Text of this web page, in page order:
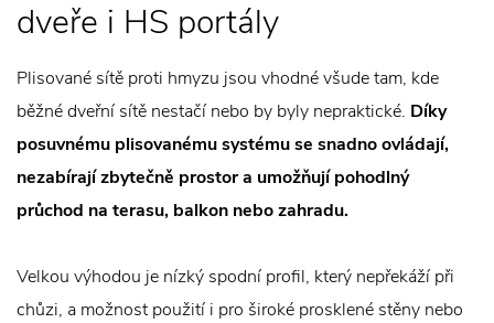
dveře i HS portály
Plisované sítě proti hmyzu jsou vhodné všude tam, kde
běžné dveřní sítě nestačí nebo by byly nepraktické. Díky
posuvnému plisovanému systému se snadno ovládají,
nezabírají zbytečně prostor a umožňují pohodlný
průchod na terasu, balkon nebo zahradu.
Velkou výhodou je nízký spodní profil, který nepřekáží při
chůzi, a možnost použití i pro široké prosklené stěny nebo